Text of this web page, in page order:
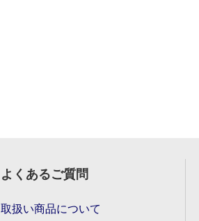
よくあるご質問
取扱い商品について